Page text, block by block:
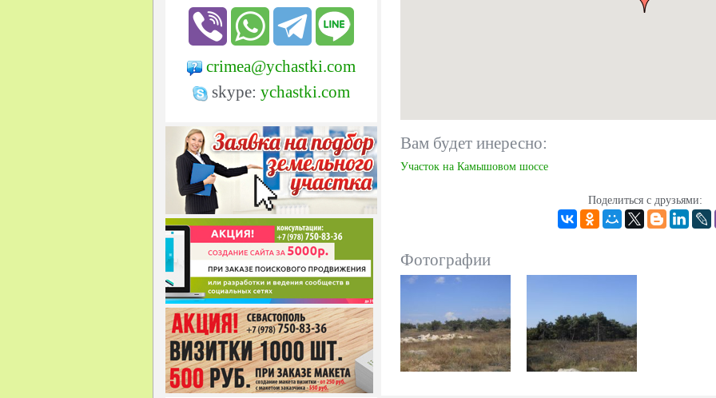
crimea@ychastki.com
skype: ychastki.com
Вам будет инересно:
Участок на Камышовом шоссе
Поделиться с друзьями:
Фотографии